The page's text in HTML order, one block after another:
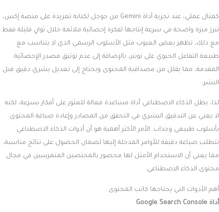
كمثال عملي، عند تجربة أداة Gemini من جوجل لكتابة تغريدة على منصة إكس،
تبرز ميزة واضحة في سرعة إنتاجها لفكرة إحصائية ملائمة خلال ثوانٍ قليلة فقط.
مع ذلك، تظهر بعض العيوب مثل الأسلوب الرسمي الذي لا يتناسب مع
طبيعة التفاعل الحيوي على تويتر، بالإضافة إلى عدم توثيق مصدر الإحصائية
المقدمة، مما يقلل من مصداقية المحتوى ويحتاج إلى تعديل بشري دقيق قبل
النشر.
لذا، يظل الذكاء الاصطناعي أداة مساعدة فعالة للعثور على أفكار بسرعة، لكنه
لا يغني عن التدقيق البشري في التحقق من المصادر وإعادة صياغة المحتوى
بأسلوب طبيعي وجذاب. الأمر الأكثر أهمية هو أن أدوات الذكاء الاصطناعي
تتطلب صياغة دقيقة للأوامر المدخلة إليها لضمان الحصول على نتائج مناسبة،
مما يعني أن الاستخدام الأمثل لها محصور بالمختصين المتمرسين في مجال
محتوى الذكاء الاصطناعي.
أهم الأدوات التي يحتاجها كاتب المحتوى
أداة Google Search Console